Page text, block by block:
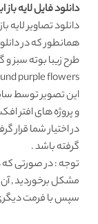
دانلود فایل لایه
دانلود تصاویر لایه باز
همانطور که در
طرح زیبا بوته سبز
purple flowers
این تصویر توسط
و پروژه های افتر
در اختیار شما قرار
گرفته باشد .
توجه : در صورتی که
سپس با فرمت